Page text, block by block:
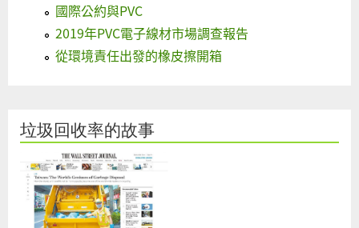
國際公約與PVC
2019年PVC電子線材市場調查報告
從環境責任出發的橡皮擦開箱
垃圾回收率的故事